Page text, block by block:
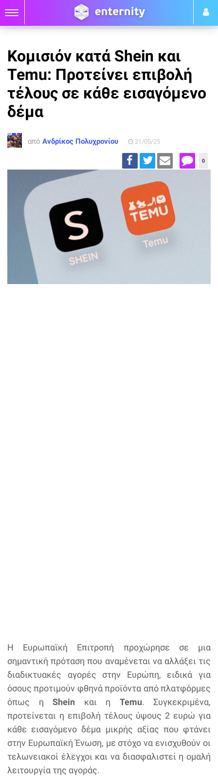
Κομισιόν κατά Shein και
Temu: Προτείνει επιβολή
τέλους σε κάθε εισαγόμενο
δέμα
από Ανδρίκος Πολυχρονίου 21/05/25
0
Η Ευρωπαϊκή Επιτροπή προχώρησε σε μια
σημαντική πρόταση που αναμένεται να αλλάξει τις
διαδικτυακές αγορές στην Ευρώπη, ειδικά για
όσους προτιμούν φθηνά προϊόντα από πλατφόρμες
όπως η Shein και η Temu. Συγκεκριμένα,
προτείνεται η επιβολή τέλους ύψους 2 ευρώ για
κάθε εισαγόμενο δέμα μικρής αξίας που φτάνει
στην Ευρωπαϊκή Ένωση, με στόχο να ενισχυθούν οι
τελωνειακοί έλεγχοι και να διασφαλιστεί η ομαλή
λειτουργία της αγοράς.